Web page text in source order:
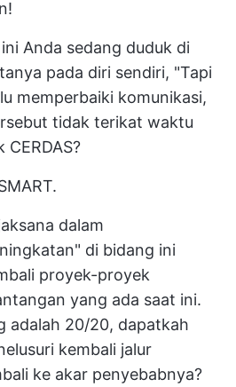
Anda sedang duduk di
pada diri sendiri, "Tapi
memperbaiki komunikasi,
tidak terikat waktu
dalam
di bidang ini
proyek-proyek
yang ada saat ini.
adalah 20/20, dapatkah
kembali jalur
ke akar penyebabnya?